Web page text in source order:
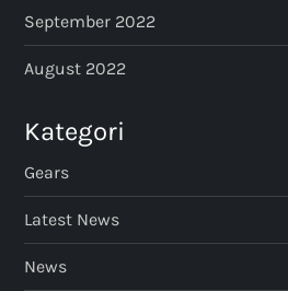
September 2022
August 2022
Kategori
Gears
Latest News
News